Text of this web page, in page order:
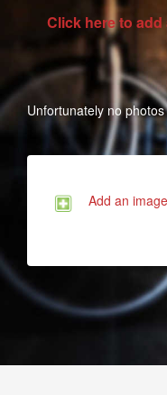
Click here to
Unfortunately no
Add an image